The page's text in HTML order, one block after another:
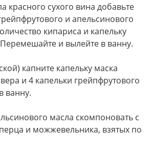
красного сухого вина добавьте
и апельсинового
кипариса и капельку
и вылейте в ванну.
капните капельку маска
и 4 капельки грейпфрутового
ванну.
масла скомпоновать с
и можжевельника, взятых по